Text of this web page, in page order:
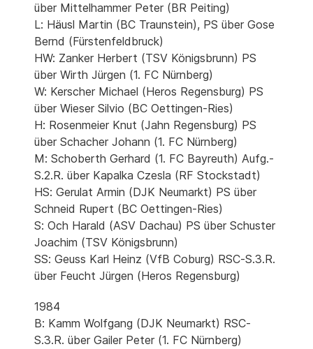
über Mittelhammer Peter (BR Peiting)
L: Häusl Martin (BC Traunstein), PS über Gose
Bernd (Fürstenfeldbruck)
HW: Zanker Herbert (TSV Königsbrunn) PS
über Wirth Jürgen (1. FC Nürnberg)
W: Kerscher Michael (Heros Regensburg) PS
über Wieser Silvio (BC Oettingen-Ries)
H: Rosenmeier Knut (Jahn Regensburg) PS
über Schacher Johann (1. FC Nürnberg)
M: Schoberth Gerhard (1. FC Bayreuth) Aufg.-
S.2.R. über Kapalka Czesla (RF Stockstadt)
HS: Gerulat Armin (DJK Neumarkt) PS über
Schneid Rupert (BC Oettingen-Ries)
S: Och Harald (ASV Dachau) PS über Schuster
Joachim (TSV Königsbrunn)
SS: Geuss Karl Heinz (VfB Coburg) RSC-S.3.R.
über Feucht Jürgen (Heros Regensburg)
1984
B: Kamm Wolfgang (DJK Neumarkt) RSC-
S.3.R. über Gailer Peter (1. FC Nürnberg)